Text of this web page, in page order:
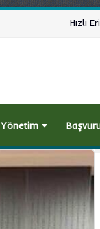
Hızlı
Yönetim